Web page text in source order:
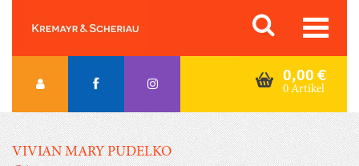
content
Orac K&S
0,00 €
0 Artikel
VIVIAN MARY PUDELKO